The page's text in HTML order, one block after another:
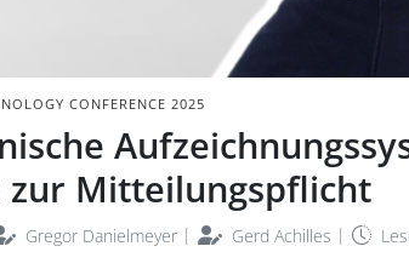
CONFERENCE 2025
zur Mitteilungspflicht
Gregor Danielmeyer | Gerd Achilles |